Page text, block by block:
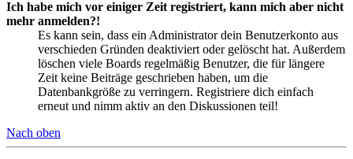
Ich habe mich vor einiger Zeit registriert, kann mich aber nicht
mehr anmelden?!
Es kann sein, dass ein Administrator dein Benutzerkonto aus
verschieden Gründen deaktiviert oder gelöscht hat. Außerdem
löschen viele Boards regelmäßig Benutzer, die für längere
Zeit keine Beiträge geschrieben haben, um die
Datenbankgröße zu verringern. Registriere dich einfach
erneut und nimm aktiv an den Diskussionen teil!
Nach oben